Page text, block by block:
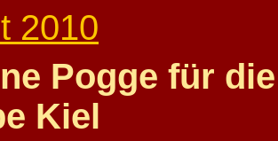
2010
Pogge für
Kiel